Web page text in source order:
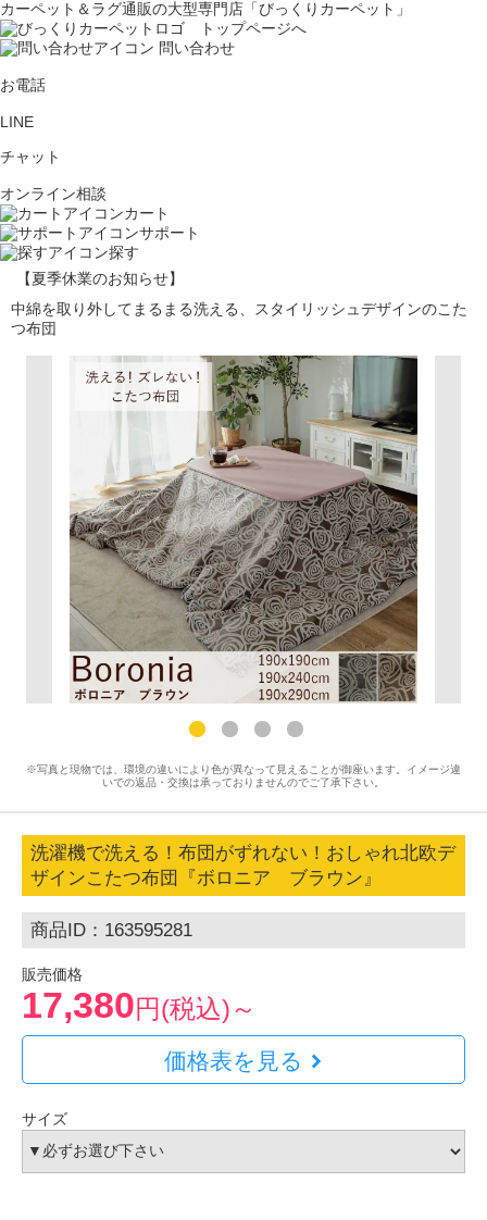
カーペット＆ラグ通販の大型専門店「びっくりカーペット」
問い合わせ
お電話
LINE
チャット
オンライン相談
カート
サポート
探す
【夏季休業のお知らせ】
中綿を取り外してまるまる洗える、スタイリッシュデザインのこた
つ布団
※写真と現物では、環境の違いにより色が異なって見えることが御座います。イメージ違
いでの返品・交換は承っておりませんのでご了承下さい。
洗濯機で洗える！布団がずれない！おしゃれ北欧デ
ザインこたつ布団『ボロニア ブラウン』
商品ID：163595281
販売価格
17,380円(税込)～
価格表を見る
サイズ